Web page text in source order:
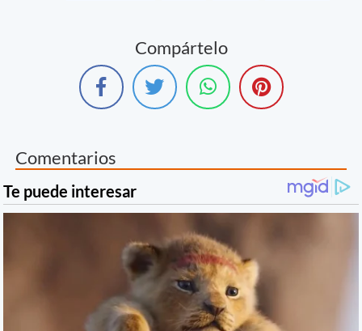
Compártelo
Comentarios